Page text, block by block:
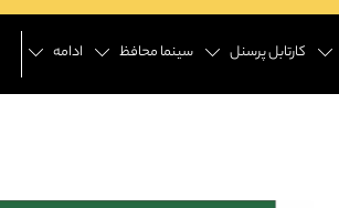
کارتابل پرسنل سینما محافظ ادامه